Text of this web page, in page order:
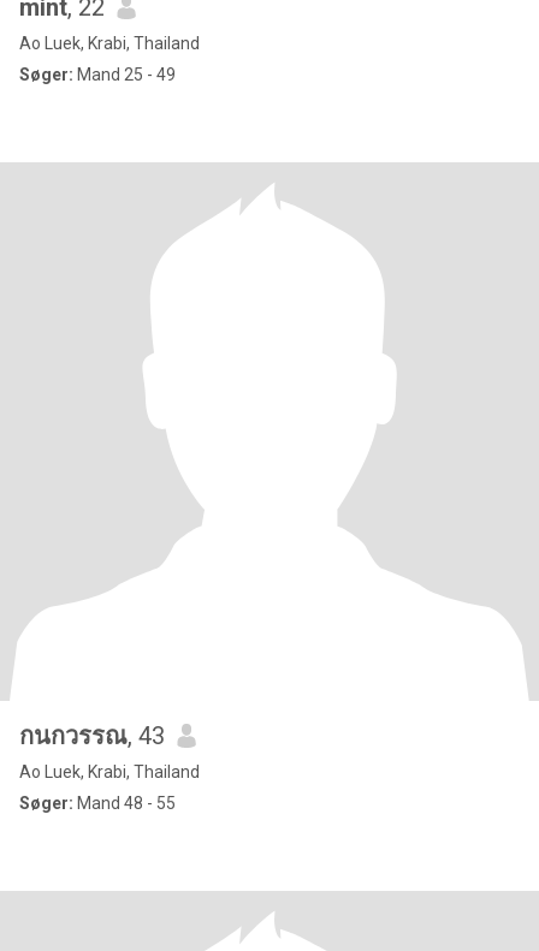
mint, 22
Ao Luek, Krabi, Thailand
Søger: Mand 25 - 49
กนกวรรณ, 43
Ao Luek, Krabi, Thailand
Søger: Mand 48 - 55